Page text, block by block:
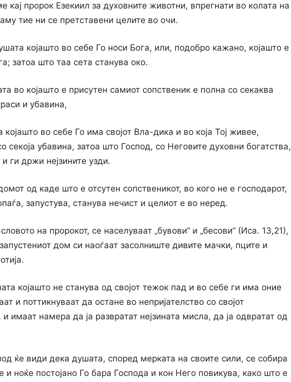
кај пророк Езекиил за духовните животни, впрегнати во колата на
тие ни се претставени целите во очи.
којашто во себе Го носи Бога, или, подобро кажано, којашто е
затоа што таа сета станува око.
во којашто е присутен самиот сопственик е полна со секаква
и убавина,
којашто во себе Го има својот Вла-дика и во која Тој живее,
секоја убавина, затоа што Господ, со Неговите духовни богатства,
ги држи нејзините узди.
од каде што е отсутен сопственикот, во кого не е господарот,
запустува, станува нечист и целиот е во неред.
на пророкот, се населуваат „бувови” и „бесови” (Иса. 13,21),
дом си наоѓаат засолниште дивите мачки, пците и
којашто не станува од својот тежок пад и во себе ги има оние
и поттикнуваат да остане во непријателство со својот
имаат намера да ја развратат нејзината мисла, да ја одвратат од
ќе види дека душата, според мерката на своите сили, се собира
ноќе постојано Го бара Господа и кон Него повикува, како што е